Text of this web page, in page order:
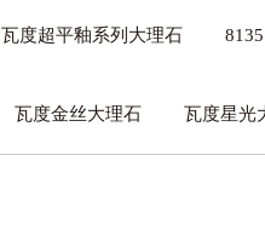
瓦度超平釉系列大理石
瓦度金丝大理石 瓦度星光